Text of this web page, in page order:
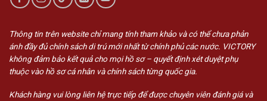
Thông tin trên website chỉ mang tính tham khảo và có thể chưa phản
ánh đầy đủ chính sách di trú mới nhất từ chính phủ các nước. VICTORY
không đảm bảo kết quả cho mọi hồ sơ – quyết định xét duyệt phụ
thuộc vào hồ sơ cá nhân và chính sách từng quốc gia.
Khách hàng vui lòng liên hệ trực tiếp để được chuyên viên đánh giá và